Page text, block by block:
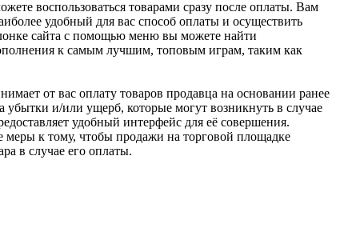
воспользоваться товарами сразу после оплаты. Вам
удобный для вас способ оплаты и осуществить
сайта с помощью меню вы можете найти
к самым лучшим, топовым играм, таким как
от вас оплату товаров продавца на основании ранее
убытки и/или ущерб, которые могут возникнуть в случае
удобный интерфейс для её совершения.
меры к тому, чтобы продажи на торговой площадке
в случае его оплаты.